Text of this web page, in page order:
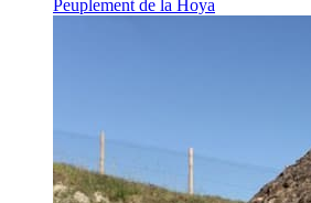
Peuplement de la Hoya